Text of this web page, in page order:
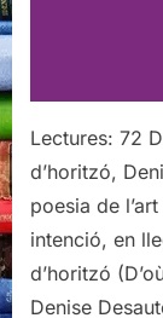
Lectures: 72
d’horitzó,
poesia de
intenció, en
d’horitzó
Denise